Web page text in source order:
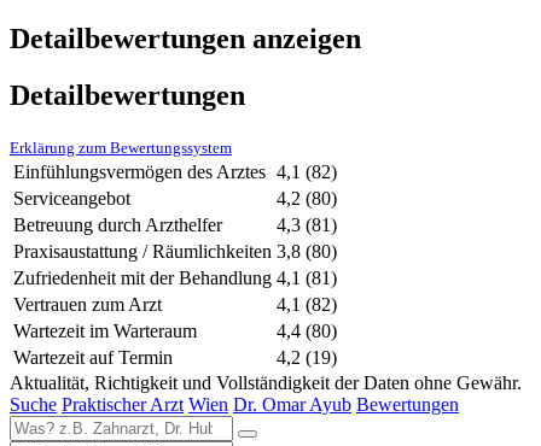
Detailbewertungen anzeigen
Detailbewertungen
Erklärung zum Bewertungssystem
Einfühlungsvermögen des Arztes 4,1 (82)
Serviceangebot
4,2 (80)
Betreuung durch Arzthelfer
4,3 (81)
Praxisaustattung / Räumlichkeiten 3,8 (80)
Zufriedenheit mit der Behandlung 4,1 (81)
Vertrauen zum Arzt
4,1 (82)
Wartezeit im Warteraum
4,4 (80)
Wartezeit auf Termin
4,2 (19)
Aktualität, Richtigkeit und Vollständigkeit der Daten ohne Gewähr.
Suche Praktischer Arzt Wien Dr. Omar Ayub Bewertungen